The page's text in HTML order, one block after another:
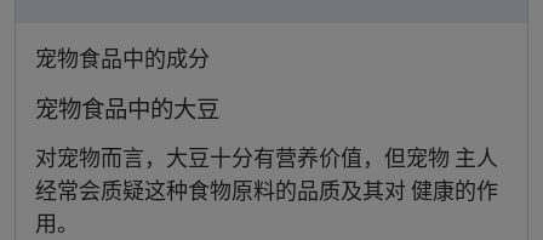
宠物食品中的成分
宠物食品中的大豆
对宠物而言，大豆十分有营养价值，但宠物 主人
经常会质疑这种食物原料的品质及其对 健康的作
用。